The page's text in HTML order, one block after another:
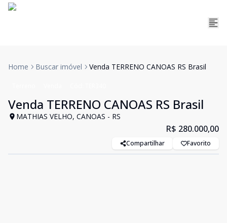
Home Buscar imóvel Venda TERRENO CANOAS RS Brasil
Venda TERRENO CANOAS RS Brasil
MATHIAS VELHO, CANOAS - RS
R$ 280.000,00
Compartilhar Favorito